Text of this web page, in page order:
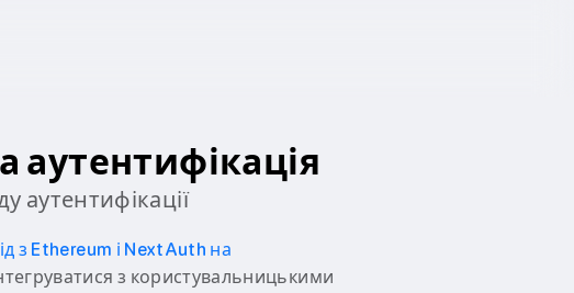
аутентифікація
аутентифікації
з Ethereum і NextAuth на
з користувальницькими